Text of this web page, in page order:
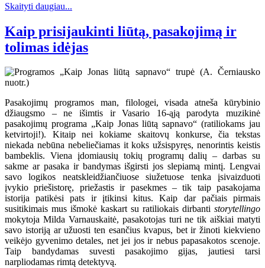
Skaityti daugiau...
Kaip prisijaukinti liūtą, pasakojimą ir
tolimas idėjas
Pasakojimų programos man, filologei, visada atneša kūrybinio
džiaugsmo – ne išimtis ir Vasario 16-ąją parodyta muzikinė
pasakojimų programa „Kaip Jonas liūtą sapnavo“ (ratiliokams jau
ketvirtoji!). Kitaip nei kokiame skaitovų konkurse, čia tekstas
niekada nebūna nebeliečiamas it koks užsispyręs, nenorintis keistis
bambeklis. Viena įdomiausių tokių programų dalių – darbas su
sakme ar pasaka ir bandymas išgirsti jos slepiamą mintį. Lengvai
savo logikos neatskleidžiančiuose siužetuose tenka įsivaizduoti
įvykio priešistorę, priežastis ir pasekmes – tik taip pasakojama
istorija patikėsi pats ir įtikinsi kitus. Kaip dar pačiais pirmais
susitikimais mus išmokė kaskart su ratiliokais dirbanti storytellingo
mokytoja Milda Varnauskaitė, pasakotojas turi ne tik aiškiai matyti
savo istoriją ar užuosti ten esančius kvapus, bet ir žinoti kiekvieno
veikėjo gyvenimo detales, net jei jos ir nebus papasakotos scenoje.
Taip bandydamas suvesti pasakojimo gijas, jautiesi tarsi
narpliodamas rimtą detektyvą.